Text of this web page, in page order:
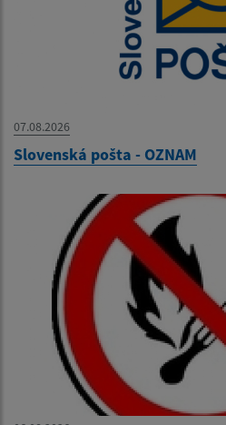
07.08.2026
Slovenská pošta - OZNAM